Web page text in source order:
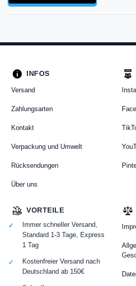
INFOS
Versand
Zahlungsarten
Kontakt
Verpackung und Umwelt
Rücksendungen
Über uns
VORTEILE
Immer schneller Versand,
Standard 1-3 Tage, Express
1 Tag
Kostenfreier Versand nach
Deutschland ab 150€